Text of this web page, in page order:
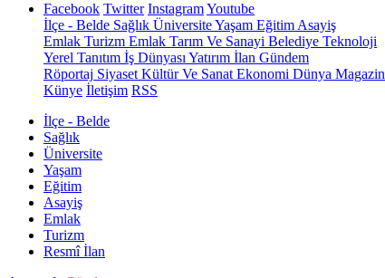
Facebook Twitter InstagramYoutube
İlçe - Belde Sağlık ÜniversiteYaşam Eğitim Asayiş
Emlak Turizm Emlak Tarım Ve Sanayi Belediye Teknoloji
Yerel Tanıtım İş Dünyası Yatırım İlan Gündem
Röportaj Siyaset Kültür Ve Sanat Ekonomi Dünya Magazin
Künye İletişim RSS
İlçe - Belde
Sağlık
Üniversite
Yaşam
Eğitim
Asayiş
Emlak
Turizm
Resmî İlan